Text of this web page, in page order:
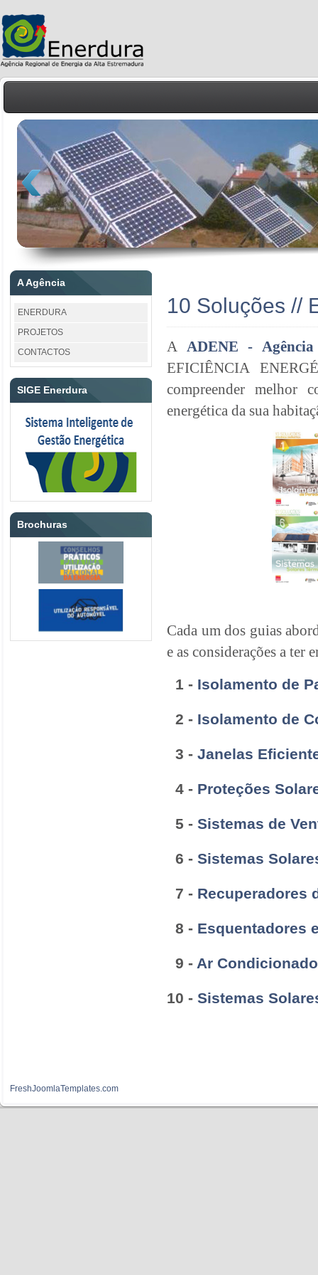
A Agência
ENERDURA
PROJETOS
CONTACTOS
SIGE Enerdura
Brochuras
10 Soluções //
A ADENE -
EFICIÊNCIA
compreender melhor
energética da sua
Cada um dos guias
e as considerações a ter
1 - Isolamento de
2 - Isolamento de
3 - Janelas
4 - Proteções
5 - Sistemas de
6 - Sistemas
7 - Recuperadores
8 - Esquentadores
9 - Ar
10 - Sistemas
FreshJoomlaTemplates.com